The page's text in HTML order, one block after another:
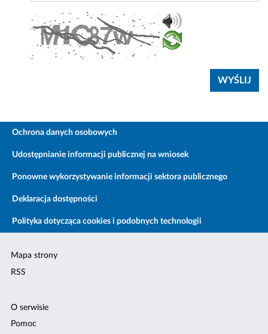
Ochrona danych osobowych
Udostępnianie informacji publicznej na wniosek
Ponowne wykorzystywanie informacji sektora publicznego
Deklaracja dostępności
Polityka dotycząca cookies i podobnych technologii
Mapa strony
RSS
O serwisie
Pomoc